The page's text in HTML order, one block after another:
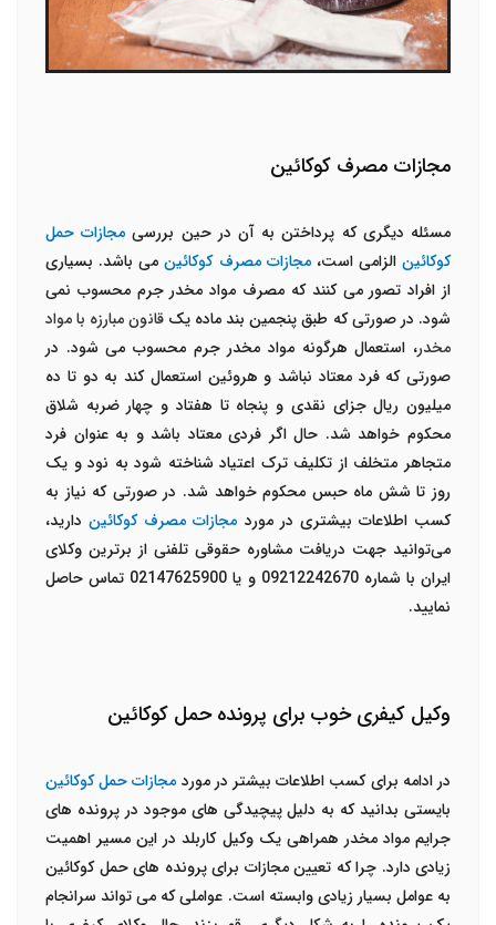
مجازات مصرف کوکائین
مسئله دیگری که پرداختن به آن در حین بررسی مجازات حمل
کوکائین الزامی است،مجازات مصرف کوکائینمی باشد. بسیاری
از افراد تصور می کنند که مصرف مواد مخدر جرم محسوب نمی
شود. در صورتی که طبق پنجمین بند ماده یکقانون مبارزه با مواد
مخدر، استعمال هرگونه مواد مخدر جرم محسوب می شود. در
صورتی که فرد معتاد نباشد و هروئین استعمال کند به دو تا ده
میلیون ریال جزای نقدی و پنجاه تا هفتاد و چهار ضربه شلاق
محکوم خواهد شد. حال اگر فردی معتاد باشد و به عنوان فرد
متجاهر متخلف از تکلیف ترک اعتیاد شناخته شود به نود و یک
روز تا شش ماه حبس محکوم خواهد شد. در صورتی که نیاز به
کسب اطلاعات بیشتری در مورد مجازات مصرف کوکائیندارید،
می‌توانید جهت دریافت مشاوره حقوقی تلفنی از برترین وکلای
ایران با شماره 09212242670 و یا 02147625900 تماس حاصل
نمایید.
وکیل کیفری خوب برای پرونده حمل کوکائین
در ادامه برای کسب اطلاعات بیشتر در مورد مجازات حمل کوکائین
بایستی بدانید که به دلیل پیچیدگی های موجود در پرونده های
جرایم مواد مخدر همراهی یک وکیل کاربلد در این مسیر اهمیت
زیادی دارد. چرا که تعیین مجازات برای پرونده های حمل کوکائین
به عوامل بسیار زیادی وابسته است. عواملی که می تواند سرانجام